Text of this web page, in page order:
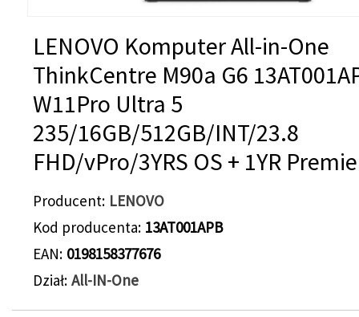
LENOVO Komputer All-in-One
ThinkCentre M90a G6
W11Pro Ultra 5
235/16GB/512GB/INT/23.8
FHD/vPro/3YRS OS + 1YR
Producent LENOVO
Kod producenta 13AT001APB
EAN 0198158377676
Dział All-IN-One